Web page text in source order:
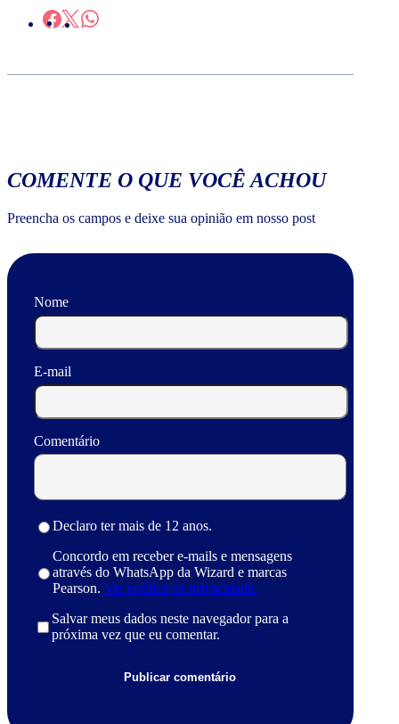
COMENTE O QUE VOCÊ ACHOU
Preencha os campos e deixe sua opinião em nosso post
Nome
E-mail
Comentário
Declaro ter mais de 12 anos.
Concordo em receber e-mails e mensagens
através do WhatsApp da Wizard e marcas
Pearson. Ver política de privacidade.
Salvar meus dados neste navegador para a
próxima vez que eu comentar.